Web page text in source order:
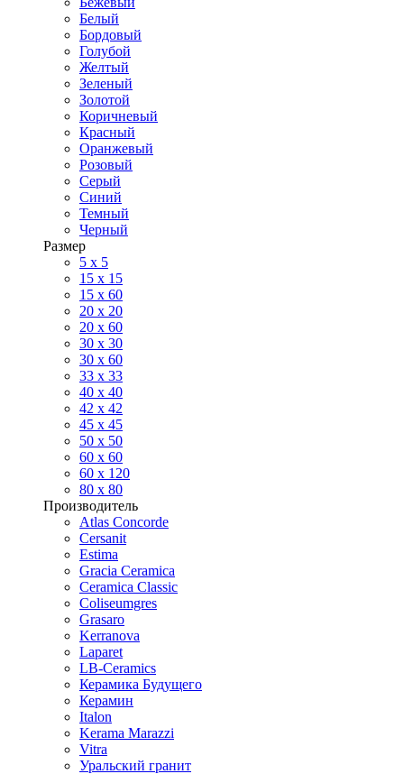
Белый
Бордовый
Голубой
Желтый
Зеленый
Золотой
Коричневый
Красный
Оранжевый
Розовый
Серый
Синий
Темный
Черный
Размер
5 x 5
15 x 15
15 x 60
20 х 20
20 x 60
30 х 30
30 x 60
33 x 33
40 х 40
42 x 42
45 x 45
50 x 50
60 х 60
60 x 120
80 x 80
Производитель
Atlas Concorde
Cersanit
Estima
Gracia Ceramica
Ceramica Classic
Coliseumgres
Grasaro
Kerranova
Laparet
LB-Ceramics
Керамика Будущего
Керамин
Italon
Kerama Marazzi
Vitra
Уральский гранит